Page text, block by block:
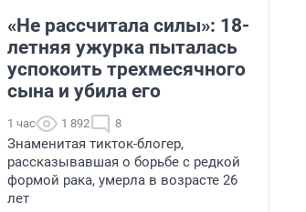
«Не рассчитала силы»: 18-
летняя ужурка пыталась
успокоить трехмесячного
сына и убила его
1 час 1 892 8
Знаменитая тикток-блогер,
рассказывавшая о борьбе с редкой
формой рака, умерла в возрасте 26
лет